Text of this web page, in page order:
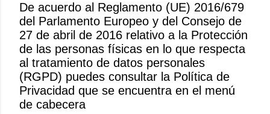
P
u
b
l
i
c
a
De acuerdo al Reglamento (UE) 2016/679
del Parlamento Europeo y del Consejo de
27 de abril de 2016 relativo a la Protección
de las personas físicas en lo que respecta
al tratamiento de datos personales
(RGPD) puedes consultar la Política de
Privacidad que se encuentra en el menú
de cabecera